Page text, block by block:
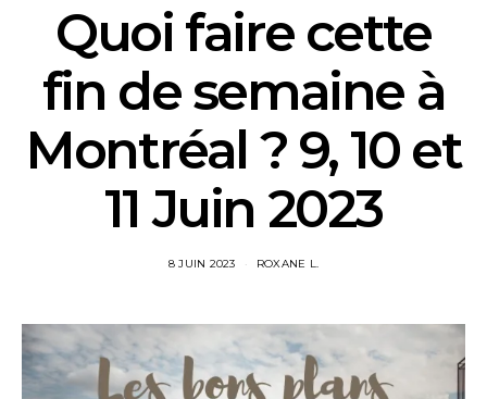
Quoi faire cette
fin de semaine à
Montréal ? 9, 10 et
11 Juin 2023
8 JUIN 2023 ROXANE L.